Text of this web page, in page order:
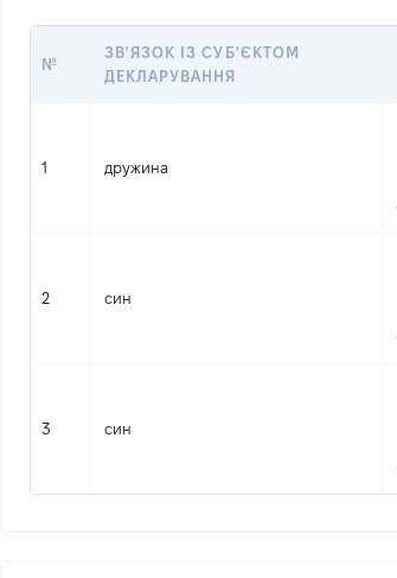
№
ЗВ'ЯЗОК ІЗ СУБ'ЄКТОМ
ДЕКЛАРУВАННЯ
1 дружина
2 син
3 син